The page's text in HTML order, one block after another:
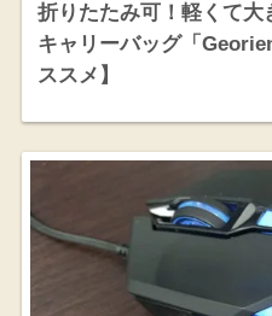
折りたたみ可！軽くて大
キャリーバッグ「
ススメ】